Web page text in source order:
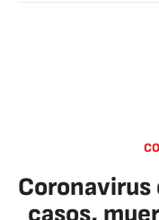
Coronavirus